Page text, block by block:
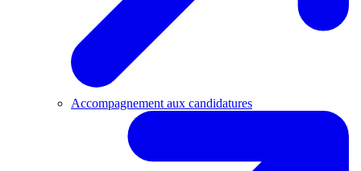
Accompagnement aux candidatures